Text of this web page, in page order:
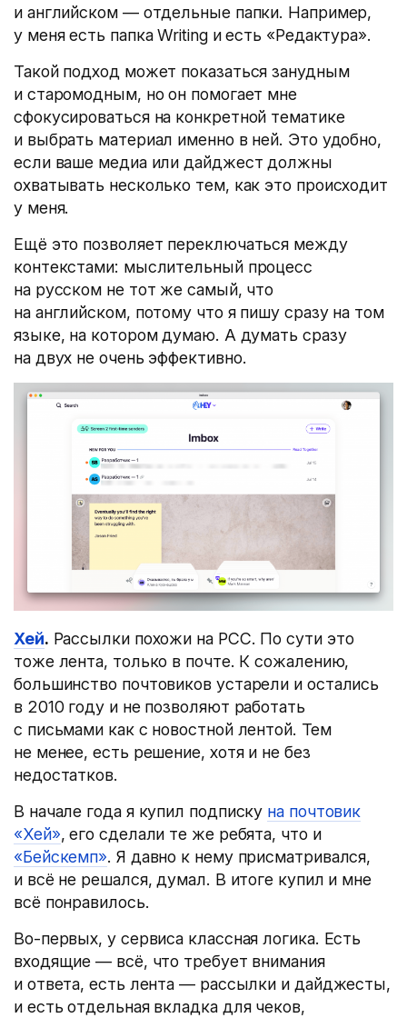
и английском — отдельные папки. Например,
у меня есть папка Writing и есть «Редактура».
Такой подход может показаться занудным
и старомодным, но он помогает мне
сфокусироваться на конкретной тематике
и выбрать материал именно в ней. Это удобно,
если ваше медиа или дайджест должны
охватывать несколько тем, как это происходит
у меня.
Ещё это позволяет переключаться между
контекстами: мыслительный процесс
на русском не тот же самый, что
на английском, потому что я пишу сразу на том
языке, на котором думаю. А думать сразу
на двух не очень эффективно.
Хей. Рассылки похожи на РСС. По сути это
тоже лента, только в почте. К сожалению,
большинство почтовиков устарели и остались
в 2010 году и не позволяют работать
с письмами как с новостной лентой. Тем
не менее, есть решение, хотя и не без
недостатков.
В начале года я купил подписку на почтовик
«Хей», его сделали те же ребята, что и
«Бейскемп». Я давно к нему присматривался,
и всё не решался, думал. В итоге купил и мне
всё понравилось.
Во-первых, у сервиса классная логика. Есть
входящие — всё, что требует внимания
и ответа, есть лента — рассылки и дайджесты,
и есть отдельная вкладка для чеков,